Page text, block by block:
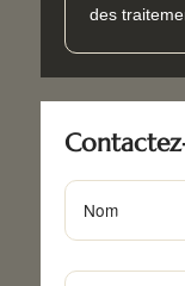
des